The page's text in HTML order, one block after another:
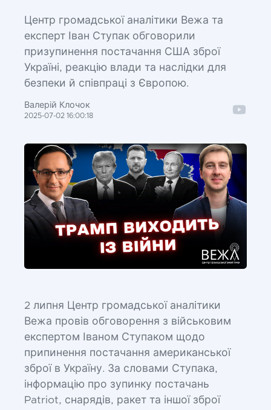
Центр громадської аналітики Вежа та
експерт Іван Ступак обговорили
призупинення постачання США зброї
Україні, реакцію влади та наслідки для
безпеки й співпраці з Європою.
Валерій Клочок
2025-07-02 16:00:18
2 липня Центр громадської аналітики
Вежа провів обговорення з військовим
експертом Іваном Ступаком щодо
припинення постачання американської
зброї в Україну. За словами Ступака,
інформацію про зупинку постачань
Patriot, снарядів, ракет та іншої зброї